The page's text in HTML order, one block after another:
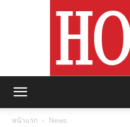
หน้าแรก News